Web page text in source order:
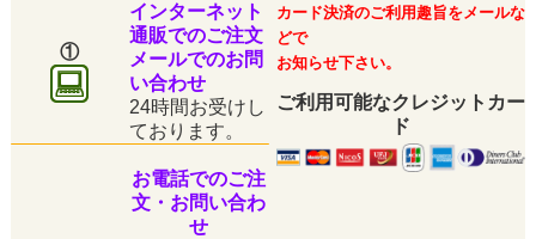
①
インターネット
通販でのご注文
メールでのお問
い合わせ
24時間お受けし
ております。
カード決済のご利用趣旨をメールな
どで
お知らせ下さい。
ご利用可能なクレジットカー
ド
お電話でのご注
文・お問い合わ
せ